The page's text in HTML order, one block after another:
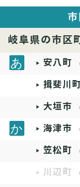
岐阜県の市区
安八町
揖斐川
大垣市
海津市
笠松町
川辺町